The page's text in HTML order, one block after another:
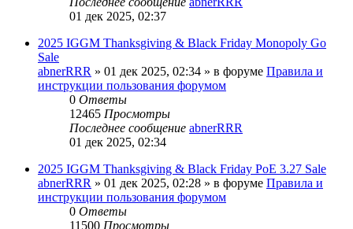
01 дек 2025, 02:37
2025 IGGM Thanksgiving & Black Friday Monopoly Go
Sale
abnerRRR » 01 дек 2025, 02:34 » в форуме Правила и
инструкции пользования форумом
0 Ответы
12465 Просмотры
Последнее сообщение abnerRRR
01 дек 2025, 02:34
2025 IGGM Thanksgiving & Black Friday PoE 3.27 Sale
abnerRRR » 01 дек 2025, 02:28 » в форуме Правила и
инструкции пользования форумом
0 Ответы
11500 Просмотры